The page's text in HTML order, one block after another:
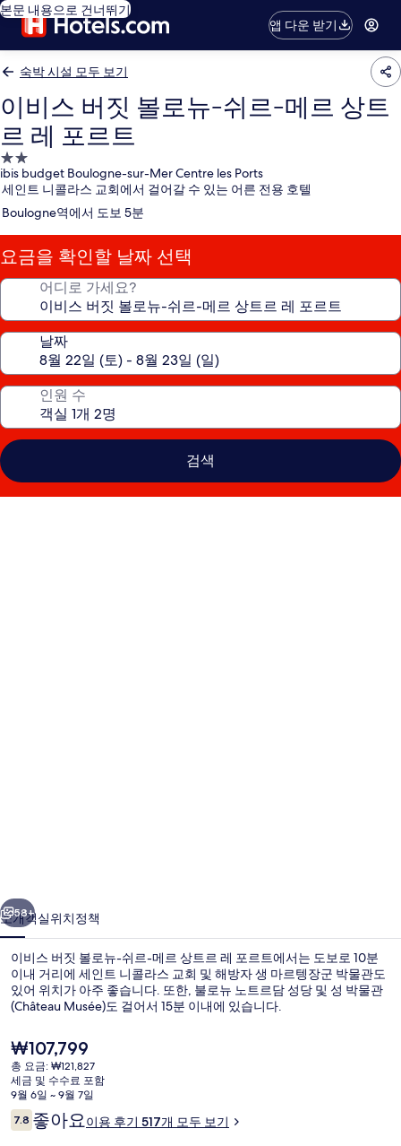
본문 내용으로 건너뛰기
앱 다운 받기
숙박 시설 모두 보기
이비스 버짓 볼로뉴-쉬르-메르 상트
르 레 포르트
2.0
성
급
숙
박
시
설
ibis budget Boulogne-sur-Mer Centre les Ports
세인트 니콜라스 교회에서 걸어갈 수 있는 어른 전용 호텔
Boulogne역에서 도보 5분
요금을 확인할 날짜 선택
어디로 가세요?
날짜
인원 수
검색
뉴-
쉬
르-
메
상
트
르
58+
소개객실위치정책
이비스 버짓 볼로뉴-쉬르-메르 상트르 레 포르트에서는 도보로 10분
이내 거리에 세인트 니콜라스 교회 및 해방자 생 마르텡장군 박물관도
있어 위치가 아주 좋습니다. 또한, 불로뉴 노트르담 성당 및 성 박물관
(Château Musée)도 걸어서 15분 이내에 있습니다.
현
재
가
격
은
₩107,799
₩107,799
총 요금: ₩121,827
세금 및 수수료 포함
9월 6일 ~ 9월 7일
이
용
7.810점 만점 중 7.8점.
좋아요이용 후기 517개 모두 보기